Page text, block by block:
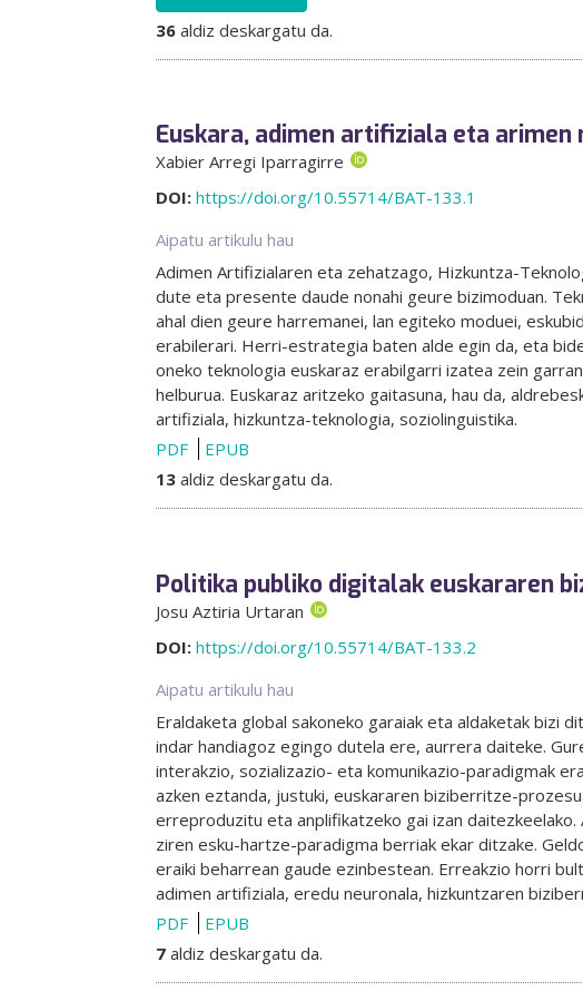
36aldiz deskargatu da.
Euskara, adimen artifiziala eta arimen
Xabier Arregi Iparragirre
DOI: https://doi.org/10.55714/BAT-133.1
Aipatu artikulu hau
Adimen Artifizialaren eta zehatzago, Hizkuntza-
dute eta presente daude nonahi geure bizimoduan.
ahal dien geure harremanei, lan egiteko moduei,
erabilerari. Herri-estrategia baten alde egin da, eta
oneko teknologia euskaraz erabilgarri izatea zein
helburua. Euskaraz aritzeko gaitasuna, hau da,
artifiziala, hizkuntza-teknologia, soziolinguistika.
PDF
EPUB
13aldiz deskargatu da.
Politika publiko digitalak euskararen
Josu Aztiria Urtaran
DOI: https://doi.org/10.55714/BAT-133.2
Aipatu artikulu hau
Eraldaketa global sakoneko garaiak eta aldaketak bizi
indar handiagoz egingo dutela ere, aurrera daiteke.
interakzio, sozializazio- eta komunikazio-paradigmak
azken eztanda, justuki, euskararen biziberritze-
erreproduzitu eta anplifikatzeko gai izan
ziren esku-hartze-paradigma berriak ekar ditzake.
eraiki beharrean gaude ezinbestean. Erreakzio horri
adimen artifiziala, eredu neuronala, hizkuntzaren
PDF
EPUB
7aldiz deskargatu da.